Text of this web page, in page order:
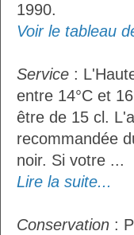
1990.
Voir le tableau
Service :
entre 14°C et
être de 15 cl.
recommandée
noir. Si votre ...
Lire la suite...
Conservation :